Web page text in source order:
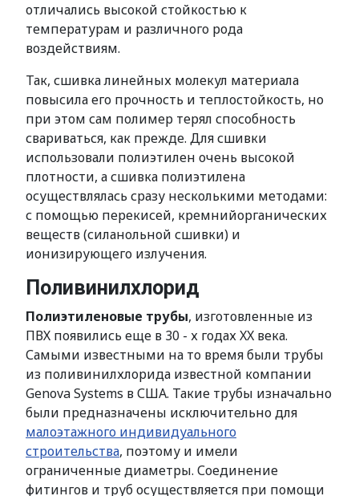
отличались высокой стойкостью к
температурам и различного рода
воздействиям.
Так, сшивка линейных молекул материала
повысила его прочность и теплостойкость, но
при этом сам полимер терял способность
свариваться, как прежде. Для сшивки
использовали полиэтилен очень высокой
плотности, а сшивка полиэтилена
осуществлялась сразу несколькими методами:
с помощью перекисей, кремнийорганических
веществ (силанольной сшивки) и
ионизирующего излучения.
Поливинилхлорид
Полиэтиленовые трубы, изготовленные из
ПВХ появились еще в 30 - х годах XX века.
Самыми известными на то время были трубы
из поливинилхлорида известной компании
Genоva Systems в США. Такие трубы изначально
были предназначены исключительно для
малоэтажного индивидуального
строительства, поэтому и имели
ограниченные диаметры. Соединение
фитингов и труб осуществляется при помощи